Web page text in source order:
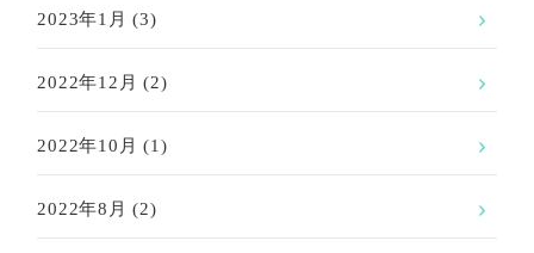
2023年1月 (3)
2022年12月 (2)
2022年10月 (1)
2022年8月 (2)